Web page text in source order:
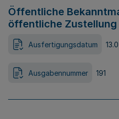
Öffentliche
öffentliche Zustellung
Ausfertigungsdatum
Ausgabennummer 191